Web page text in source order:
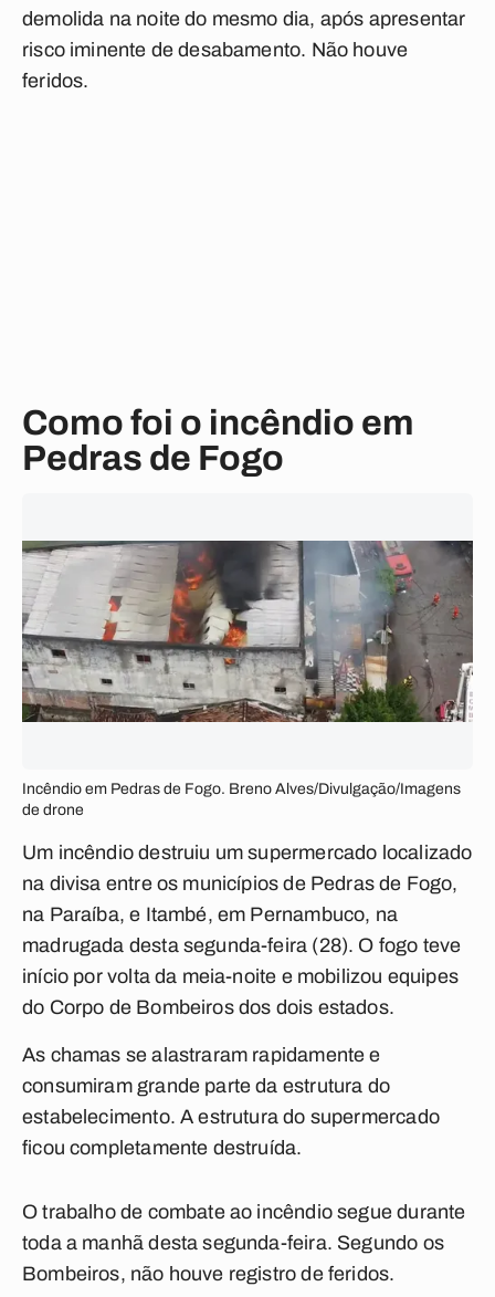
demolida na noite do mesmo dia, após apresentar
risco iminente de desabamento. Não houve
feridos.
Como foi o incêndio em
Pedras de Fogo
Incêndio em Pedras de Fogo. Breno Alves/Divulgação/Imagens
de drone
Um incêndio destruiu um supermercado localizado
na divisa entre os municípios de Pedras de Fogo,
na Paraíba, e Itambé, em Pernambuco, na
madrugada desta segunda-feira (28). O fogo teve
início por volta da meia-noite e mobilizou equipes
do Corpo de Bombeiros dos dois estados.
As chamas se alastraram rapidamente e
consumiram grande parte da estrutura do
estabelecimento. A estrutura do supermercado
ficou completamente destruída.
O trabalho de combate ao incêndio segue durante
toda a manhã desta segunda-feira. Segundo os
Bombeiros, não houve registro de feridos.